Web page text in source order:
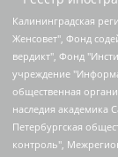
Калининградская региональная общественная организация "Экозащита!-Женсовет", Фонд содействия защите прав и свобод граждан "Общественный вердикт", Фонд "Институт Развития Свободы Информации", Частное учреждение "Информационное агентство МЕМО. РУ", Региональная общественная организация "Общественная комиссия по сохранению наследия академика Сахарова", Фонд поддержки свободы прессы, Санкт-Петербургская общественная правозащитная организация "Гражданский контроль", Межрегиональная общественная организация "Информационно-просветительский центр "Мемориал", Региональный Фонд "Центр Защиты Прав Средств Массовой Информации", с 05.12.2023 Фонд "Центр Защиты Прав Средств массовой информации", Региональная общественная благотворительная организация помощи беженцам и мигрантам "Гражданское содействие", Негосударственное образовательное учреждение дополнительного профессионального образования (повышение квалификации) специалистов "АКАДЕМИЯ ПО ПРАВАМ ЧЕЛОВЕКА", Свердловская региональная общественная организация "Сутяжник", Автономная некоммерческая организация "Центр независимых социологических исследований", Союз общественных объединений "Российский исследовательский центр по правам человека", Региональное общественное учреждение научно-информационный центр "МЕМОРИАЛ", Некоммерческая организация "Фонд защиты гласности", Автономная некоммерческая организация "Институт прав человека", Городская общественная организация "Екатеринбургское общество "МЕМОРИАЛ", Городская общественная организация "Рязанское историко-просветительское и правозащитное общество "Мемориал" (Рязанский Мемориал), Челябинский региональный орган общественной самодеятельности – женское общественное объединение "Женщины Евразии", Челябинский региональный орган общественной самодеятельности "Уральская правозащитная группа", Фонд содействия защите здоровья и социальной справедливости имени Андрея Рылькова, Автономная Некоммерческая Организация "Аналитический Центр Юрия Левады", Автономная некоммерческая организация социальной поддержки населения "Проект Апрель", Региональная общественная организация помощи женщинам и детям, находящимся в кризисной ситуации "Информационно-методический центр "Анна", Фонд содействия развитию массовых коммуникаций и правовому просвещению "Так-так-Так", Фонд содействия устойчивому развитию "Серебряная тайга", Свердловский региональный общественный фонд социальных проектов "Новое время", "Idel.Реалии", Кавказ.Реалии, Крым.Реалии, Телеканал Настоящее Время, Татаро-башкирская служба Радио Свобода (Azatliq Radiosi), Радио Свободная Европа/Радио Свобода (PCE/PC), "Сибирь.Реалии", "Фактограф", Благотворительный фонд помощи осужденным и их семьям, Автономная некоммерческая организация "Институт глобализации и социальных движений", Фонд "В защиту прав заключенных", Частное учреждение "Центр поддержки и содействия развитию